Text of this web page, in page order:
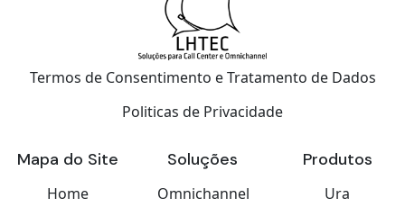
Termos de Consentimento e Tratamento de Dados
Politicas de Privacidade
Mapa do Site
Home
Soluções
Omnichannel
Produtos
Ura